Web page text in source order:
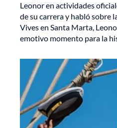
Leonor en actividades
de su carrera y habló sobre
Vives en Santa Marta,
emotivo momento para la